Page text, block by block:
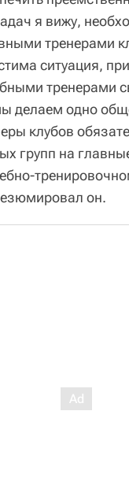
я вижу,
тренерами
ситуация,
тренерами
делаем одно
клубов
групп на
он.